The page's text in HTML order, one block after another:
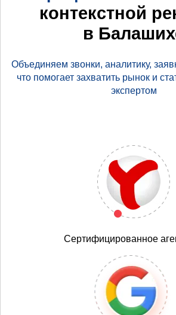
контекстной
в
Объединяем звонки, аналитику,
что помогает захватить рынок и
экспертом
Сертифицированное